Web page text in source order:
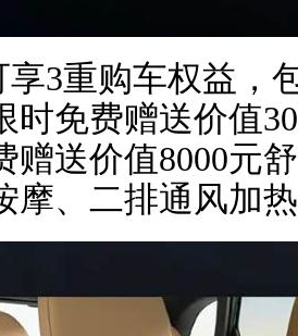
3重购车权益，
时免费赠送价值
赠送价值8000元
摩、二排通风加